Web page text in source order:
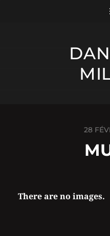
28
There are no images.